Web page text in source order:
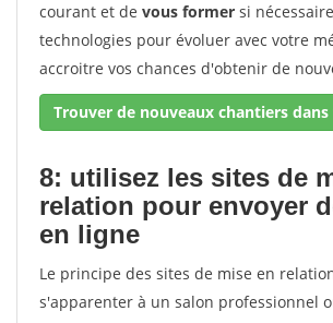
courant et de vous former si
technologies pour évoluer avec votre
accroitre vos chances d'obtenir de
Trouver de nouveaux chantiers
8: utilisez les sites de
relation pour envoyer
en ligne
Le principe des sites de mise en
s'apparenter à un salon professionnel